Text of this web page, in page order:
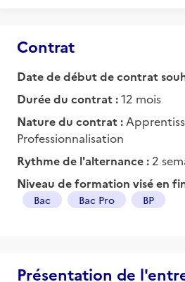
Contrat
Date de début de contrat
Durée du contrat :12 mois
Nature du contrat :
Professionnalisation
Rythme de l'alternance : 2
Niveau de formation visé en
Bac Bac Pro BP
Présentation de